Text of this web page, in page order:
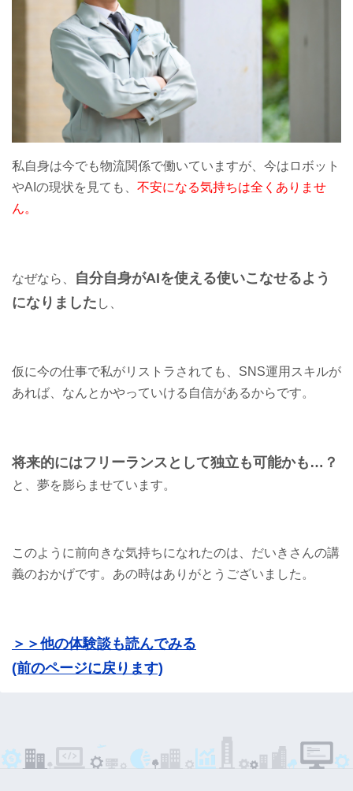
私自身は今でも物流関係で働いていますが、今はロボット
やAIの現状を見ても、 不安になる気持ちは全くありませ
ん。
なぜなら、
自分自身がAIを使える使いこなせるよう
になりました し、
仮に今の仕事で私がリストラされても、SNS運用スキルが
あれば、なんとかやっていける自信があるからです。
将来的にはフリーランスとして独立も可能かも…？
と、夢を膨らませています。
このように前向きな気持ちになれたのは、だいきさんの講
義のおかげです。あの時はありがとうございました。
＞＞他の体験談も読んでみる
(前のページに戻ります)